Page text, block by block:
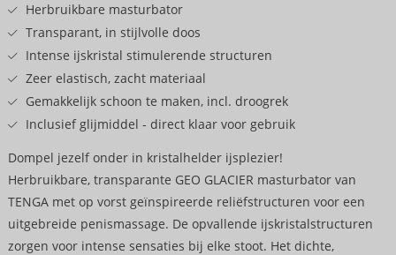
Herbruikbare masturbator
Transparant, in stijlvolle doos
Intense ijskristal stimulerende structuren
Zeer elastisch, zacht materiaal
Gemakkelijk schoon te maken, incl. droogrek
Inclusief glijmiddel - direct klaar voor gebruik
Dompel jezelf onder in kristalhelder ijsplezier!
Herbruikbare, transparante GEO GLACIER masturbator van
TENGA met op vorst geïnspireerde reliëfstructuren voor een
uitgebreide penismassage. De opvallende ijskristalstructuren
zorgen voor intense sensaties bij elke stoot. Het dichte,